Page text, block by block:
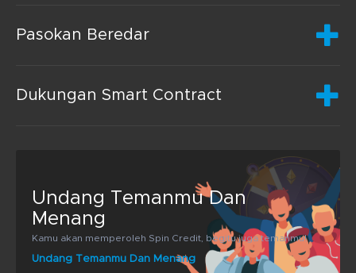
Pasokan Beredar
Dukungan Smart Contract
Undang Temanmu Dan
Menang
Kamu akan memperoleh Spin Credit, begitu juga temanmu!
Undang Temanmu Dan Menang